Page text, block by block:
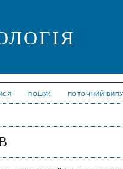
ПОШУК ПОТОЧНИЙ